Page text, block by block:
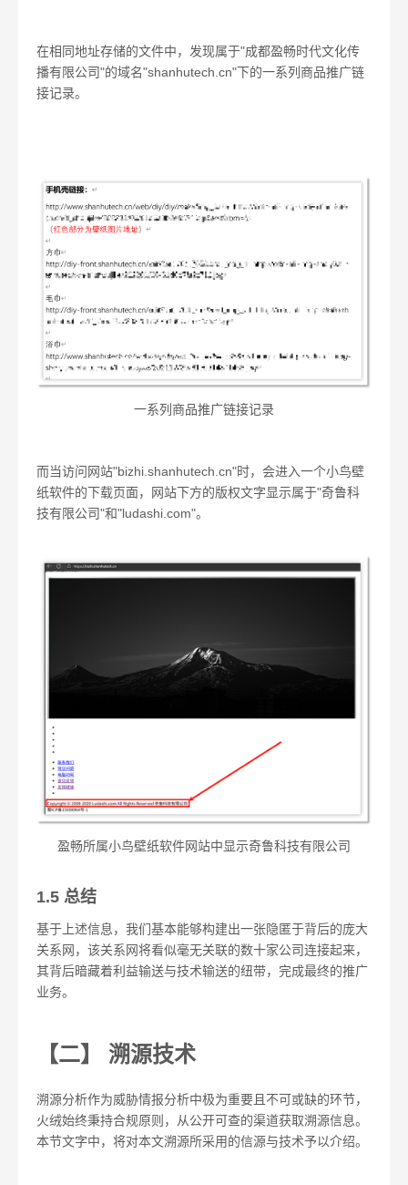
在相同地址存储的文件中，发现属于"成都盈畅时代文化传
播有限公司"的域名"shanhutech.cn"下的一系列商品推广链
接记录。
一系列商品推广链接记录
而当访问网站"bizhi.shanhutech.cn"时，会进入一个小鸟壁
纸软件的下载页面，网站下方的版权文字显示属于"奇鲁科
技有限公司"和"ludashi.com"。
盈畅所属小鸟壁纸软件网站中显示奇鲁科技有限公司
1.5 总结
基于上述信息，我们基本能够构建出一张隐匿于背后的庞大
关系网，该关系网将看似毫无关联的数十家公司连接起来，
其背后暗藏着利益输送与技术输送的纽带，完成最终的推广
业务。
【二】 溯源技术
溯源分析作为威胁情报分析中极为重要且不可或缺的环节，
火绒始终秉持合规原则，从公开可查的渠道获取溯源信息。
本节文字中，将对本文溯源所采用的信源与技术予以介绍。